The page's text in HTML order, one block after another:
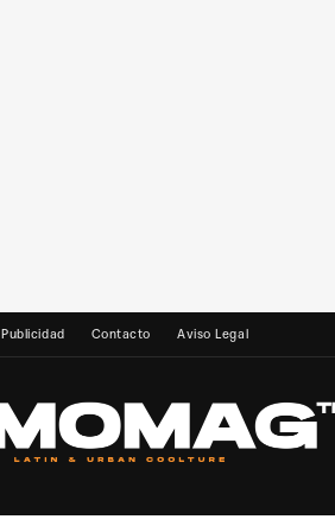
Publicidad Contacto Aviso Legal